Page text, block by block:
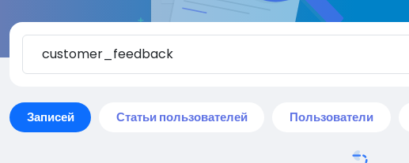
Записей Статьи пользователей Пользователи